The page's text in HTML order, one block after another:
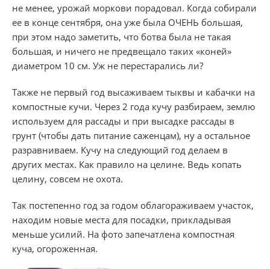
не менее, урожай моркови порадовал. Когда собирали
ее в конце сентября, она уже была ОЧЕНЬ большая,
при этом надо заметить, что ботва была не такая
большая, и ничего не предвещало таких «коней»
диаметром 10 см. Уж не перестарались ли?
Также не первый год высаживаем тыквы и кабачки на
компостные кучи. Через 2 года кучу разбираем, землю
используем для рассады и при высадке рассады в
грунт (чтобы дать питание саженцам), ну а остальное
разравниваем. Кучу на следующий год делаем в
других местах. Как правило на целине. Ведь копать
целину, совсем не охота.
Так постепенно год за годом облагораживаем участок,
находим новые места для посадки, прикладывая
меньше усилий. На фото запечатлена компостная
куча, огороженная.